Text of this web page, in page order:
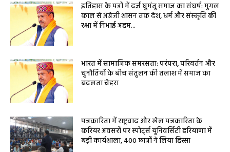
इतिहास के पन्नों में दर्ज घुमंतू समाज का संघर्ष: मुगल
काल से अंग्रेजी शासन तक देश, धर्म और संस्कृति की
रक्षा में निभाई अहम...
भारत में सामाजिक समरसता: परंपरा, परिवर्तन और
चुनौतियों के बीच संतुलन की तलाश में समाज का
बदलता चेहरा
पत्रकारिता में राष्ट्रवाद और खेल पत्रकारिता के
करियर अवसरों पर स्पोर्ट्स यूनिवर्सिटी हरियाणा में
बड़ी कार्यशाला, 400 छात्रों ने लिया हिस्सा